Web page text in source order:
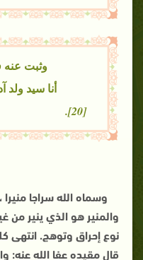
وثبت عنه
أنا سيد ولد
[20].
وسماه الله سراجا
والمنير هو الذي ينير من
نوع إحراق وتوهج. انتهى
قال مقيده عفا الله عنه: